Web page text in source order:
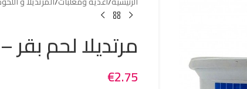
مرتديلا لحم بقر – زوان
€2.75